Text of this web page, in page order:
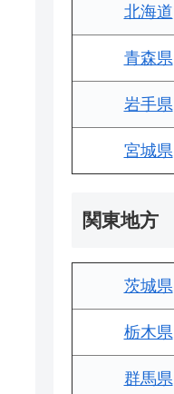
北海道
青森県
岩手県
宮城県
関東地方
茨城県
栃木県
群馬県